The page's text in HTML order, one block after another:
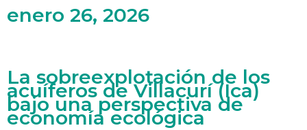
enero 26, 2026
La sobreexplotación de los
acuíferos de Villacurí (Ica)
bajo una perspectiva de
economía ecológica